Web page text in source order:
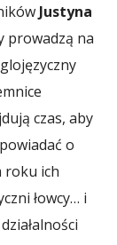
Justyna
prowadzą na
czas, aby
o
roku ich
łowcy… i